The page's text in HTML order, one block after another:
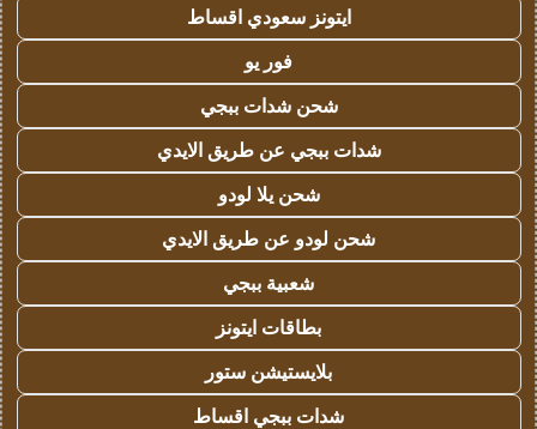
ايتونز سعودي اقساط
فور يو
شحن شدات ببجي
شدات ببجي عن طريق الايدي
شحن يلا لودو
شحن لودو عن طريق الايدي
شعبية ببجي
بطاقات ايتونز
بلايستيشن ستور
شدات ببجي اقساط